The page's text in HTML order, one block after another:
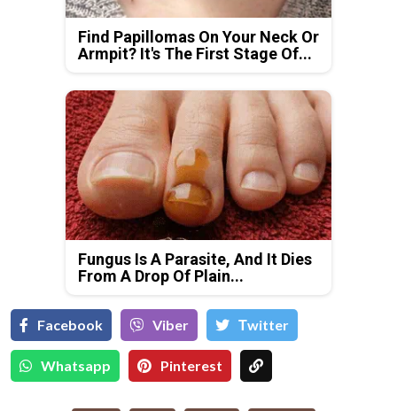
Find Papillomas On Your Neck Or
Armpit? It's The First Stage Of...
Fungus Is A Parasite, And It Dies
From A Drop Of Plain...
Facebook Viber Тwitter
Whatsapp Pinterest